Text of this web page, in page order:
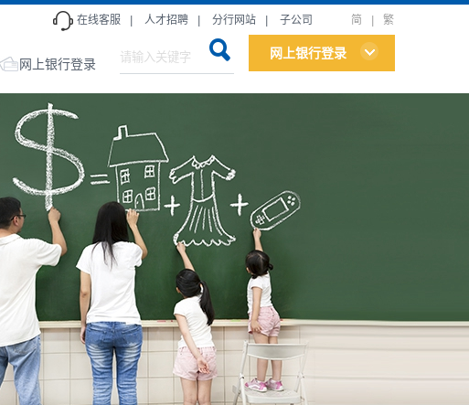
网上银行登录
网上银行登录
在线客服 人才招聘 分行网站 子公司 简 繁